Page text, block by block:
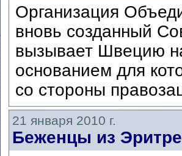
Организация
вновь созданный
вызывает Швецию
основанием для
со стороны
21 января 2010 г.
Беженцы из